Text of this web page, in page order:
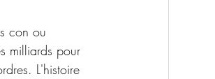
con ou
milliards pour
L'histoire